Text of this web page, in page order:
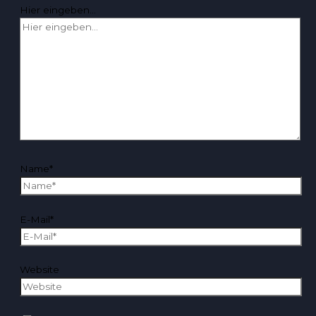
Hier eingeben…
Name*
E-Mail*
Website